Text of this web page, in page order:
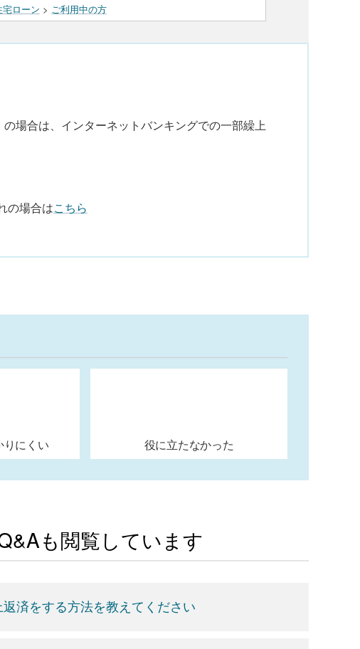
宅ローン > ご利用中の方
場合は、インターネットバンキングでの一部繰上
の場合はこちら
にくい 役に立たなかった
も閲覧しています
済をする方法を教えてください